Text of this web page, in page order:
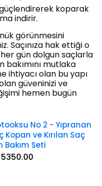
koparak
indirir.
görünmesini
Saçınıza hak ettiği o
her gün dolgun saçlarla
bakımını mutlaka
ihtiyacı olan bu yapı
güveninizi ve
hemen bugün
No 2 - Yıpranan
Kopan ve Kırılan Saç
Bakım Seti